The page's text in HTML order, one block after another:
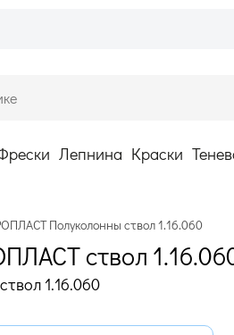
Лепнина Краски
Полуколонны ствол 1.16.060
ствол
1.16.060